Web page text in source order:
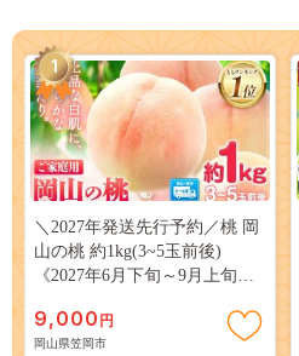
1
＼2027年発送先行予約／桃 岡
山の桃 約1kg(3~5玉前後)
《2027年6月下旬～9月上旬頃
岡山 はくとう スイーツ フル
ーツ 果物 デザート 旬 モモ も
9,000 円
岡山県笠岡市